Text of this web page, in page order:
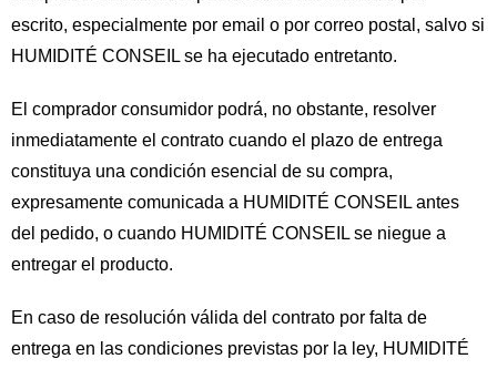
escrito, especialmente por email o por correo postal, salvo si
HUMIDITÉ CONSEIL se ha ejecutado entretanto.
El comprador consumidor podrá, no obstante, resolver
inmediatamente el contrato cuando el plazo de entrega
constituya una condición esencial de su compra,
expresamente comunicada a HUMIDITÉ CONSEIL antes
del pedido, o cuando HUMIDITÉ CONSEIL se niegue a
entregar el producto.
En caso de resolución válida del contrato por falta de
entrega en las condiciones previstas por la ley, HUMIDITÉ